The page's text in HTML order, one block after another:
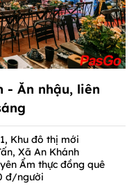
- Ăn nhậu, liên
Khu đô thị mới
Xã An Khánh
Ẩm thực đồng quê
đ/người